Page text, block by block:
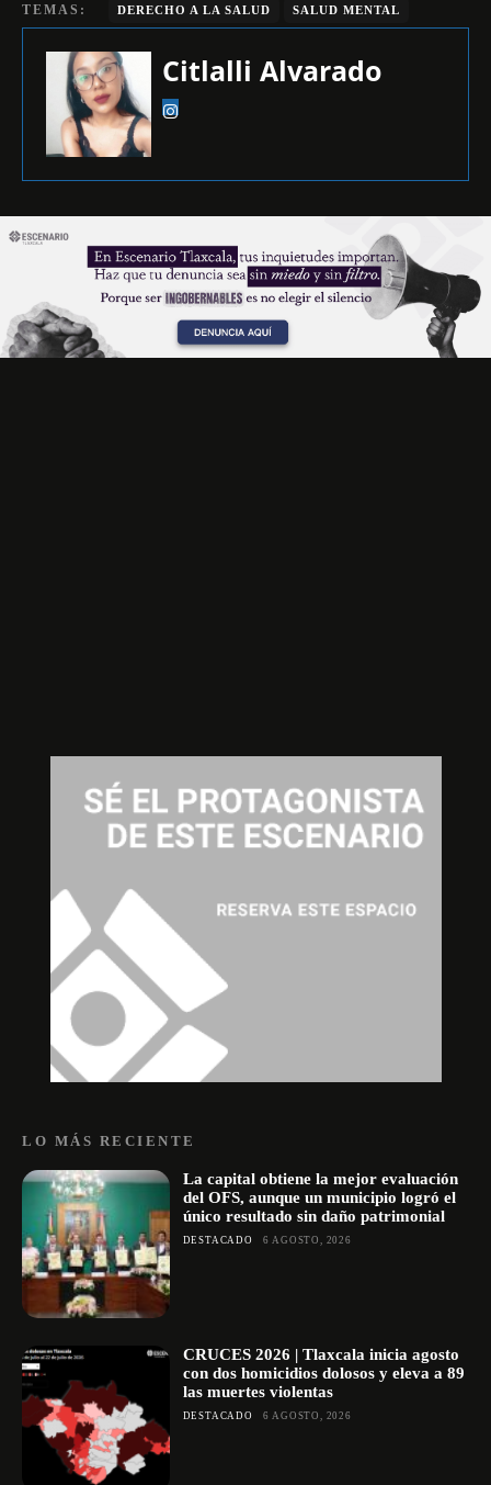
TEMAS: DERECHO A LA SALUD SALUD MENTAL
Citlalli Alvarado
LO MÁS RECIENTE
La capital obtiene la mejor evaluación
del OFS, aunque un municipio logró el
único resultado sin daño patrimonial
DESTACADO 6 AGOSTO, 2026
CRUCES 2026 | Tlaxcala inicia agosto
con dos homicidios dolosos y eleva a 89
las muertes violentas
DESTACADO 6 AGOSTO, 2026